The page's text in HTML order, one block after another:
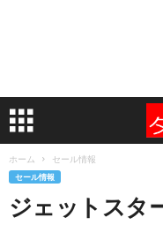
ホーム セール情報
セール情報
ジェットスタ